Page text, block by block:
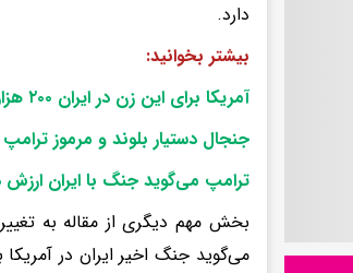
دارد.
بیشتر بخوانید:‌
آمریکا برای این زن در ایران ۲۰۰
جنجال دستیار بلوند و مرموز
ترامپ می‌گوید جنگ با ایران ارزش
بخش مهم دیگری از مقاله به
می‌گوید جنگ اخیر ایران در